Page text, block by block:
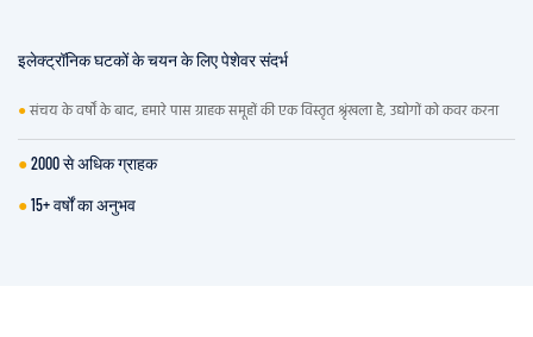
इलेक्ट्रॉनिक घटकों के चयन के लिए पेशेवर संदर्भ
●संचय के वर्षों के बाद, हमारे पास ग्राहक समूहों की एक विस्तृत श्रृंखला है, उद्योगों को कवर करना
●2000 से अधिक ग्राहक
●15+ वर्षों का अनुभव